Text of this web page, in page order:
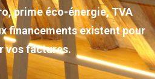
prime éco-énergie, TVA
financements existent pour
vos factures.